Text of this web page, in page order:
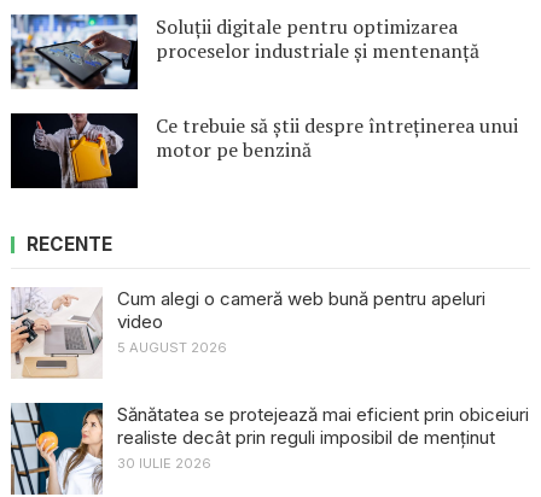
Soluții digitale pentru optimizarea
proceselor industriale și mentenanță
Ce trebuie să știi despre întreținerea unui
motor pe benzină
RECENTE
Cum alegi o cameră web bună pentru apeluri
video
5 AUGUST 2026
Sănătatea se protejează mai eficient prin obiceiuri
realiste decât prin reguli imposibil de menținut
30 IULIE 2026